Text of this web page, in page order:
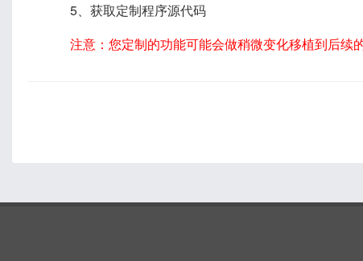
5、获取定制程序源代码
注意：您定制的功能可能会做稍微变化移植到后续